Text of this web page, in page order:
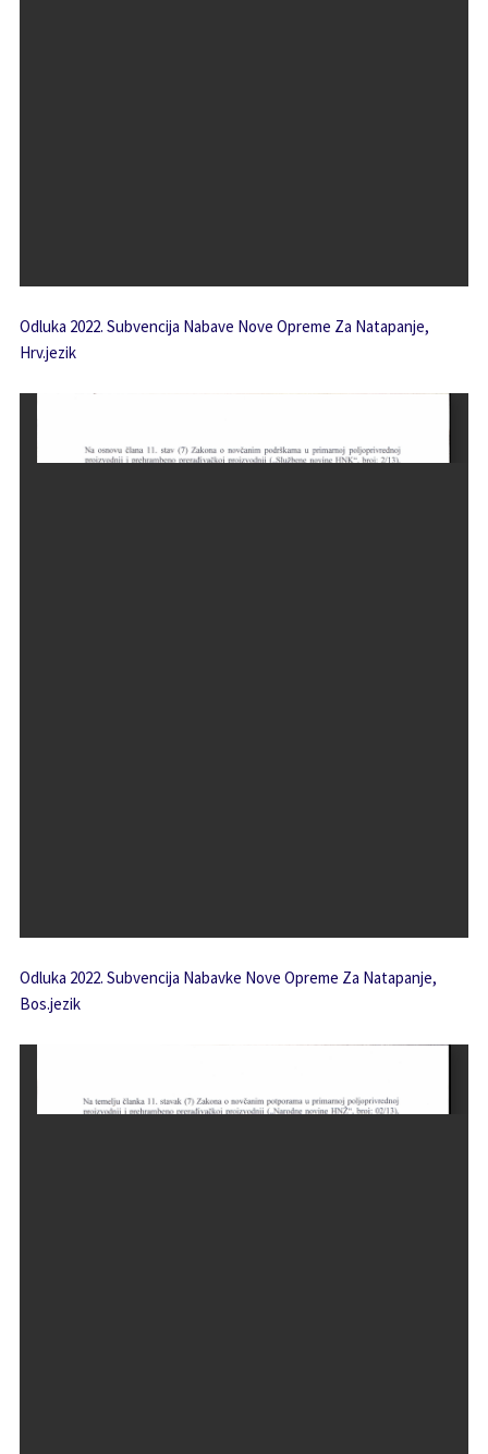
Odluka 2022. Subvencija Nabave Nove Opreme Za Natapanje,
Hrv.jezik
Odluka 2022. Subvencija Nabavke Nove Opreme Za Natapanje,
Bos.jezik